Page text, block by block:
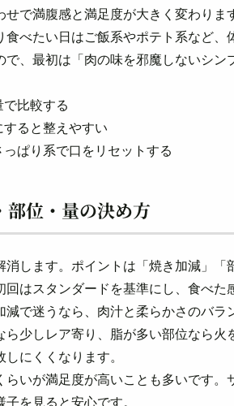
で満腹感と満足度が大きく変わりま
べたい日はご飯系やポテト系など、
、最初は「肉の味を邪魔しないシン
比較する
ると整えやすい
ぱり系で口をリセットする
部位・量の決め方
します。ポイントは「焼き加減」「
はスタンダードを基準にし、食べた
減で迷うなら、肉汁と柔らかさのバラ
少しレア寄り、脂が多い部位なら火
にくくなります。
いが満足度が高いことも多いです。
を見ると安心です。